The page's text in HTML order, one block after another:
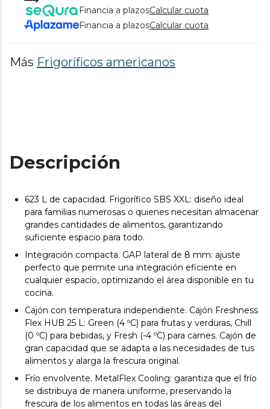
Financia a plazosCalcular cuota
Financia a plazosCalcular cuota
Más Frigoríficos americanos
Descripción
623 L de capacidad. Frigorífico SBS XXL: diseño ideal
para familias numerosas o quienes necesitan almacenar
grandes cantidades de alimentos, garantizando
suficiente espacio para todo.
Integración compacta. GAP lateral de 8 mm: ajuste
perfecto que permite una integración eficiente en
cualquier espacio, optimizando el área disponible en tu
cocina.
Cajón con temperatura independiente. Cajón Freshness
Flex HUB 25 L: Green (4 ºC) para frutas y verduras, Chill
(0 ºC) para bebidas, y Fresh (-4 ºC) para carnes. Cajón de
gran capacidad que se adapta a las necesidades de tus
alimentos y alarga la frescura original.
Frío envolvente. MetalFlex Cooling: garantiza que el frío
se distribuya de manera uniforme, preservando la
frescura de los alimentos en todas las áreas del